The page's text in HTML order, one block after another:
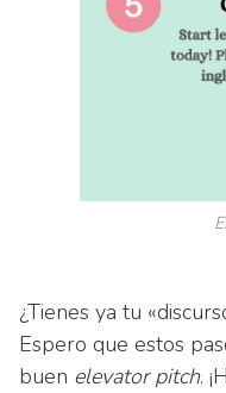
¿Tienes ya tu
Espero que estos
buen elevator pitch.